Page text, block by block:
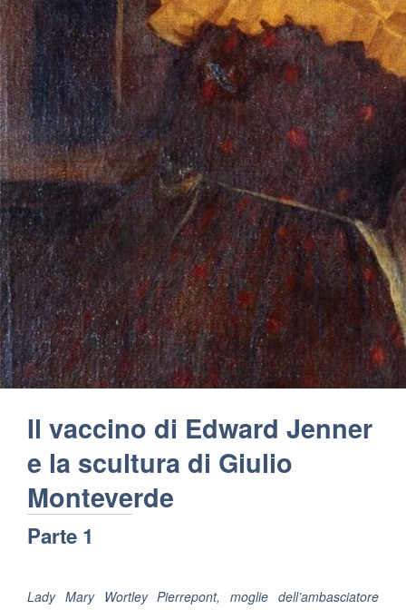
Il vaccino di Edward Jenner
e la scultura di Giulio
Monteverde
Parte 1
Lady Mary Wortley Pierrepont, moglie dell’ambasciatore